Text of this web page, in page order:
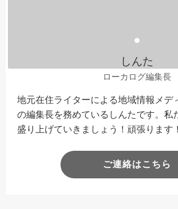
しんた
ローカログ編集長
地元在住ライターによる地域情報メデ
の編集長を務めているしんたです。私
盛り上げていきましょう！頑張ります！
ご連絡はこちら